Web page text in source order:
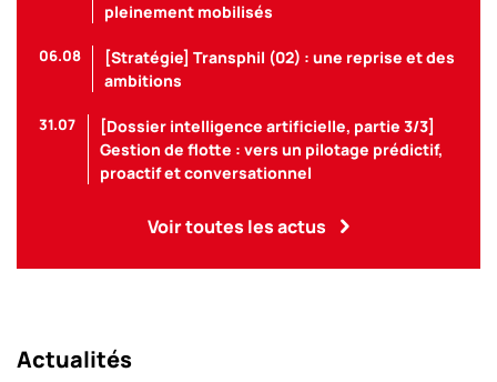
pleinement mobilisés
06.08
[Stratégie] Transphil (02) : une reprise et des
ambitions
31.07
[Dossier intelligence artificielle, partie 3/3]
Gestion de flotte : vers un pilotage prédictif,
proactif et conversationnel
Voir toutes les actus
Actualités